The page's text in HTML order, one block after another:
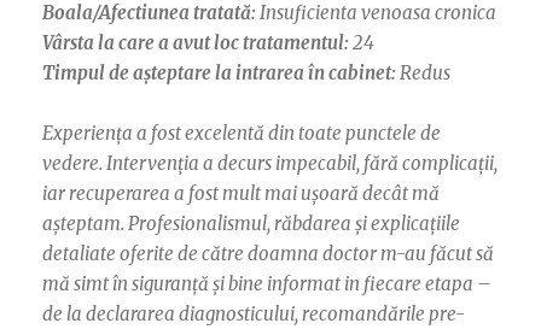
Boala/Afectiunea tratată: Insuficienta venoasa cronica
Vârsta la care a avut loc tratamentul: 24
Timpul de așteptare la intrarea în cabinet: Redus
Experiența a fost excelentă din toate punctele de
vedere. Intervenția a decurs impecabil, fără complicații,
iar recuperarea a fost mult mai ușoară decât mă
așteptam. Profesionalismul, răbdarea și explicațiile
detaliate oferite de către doamna doctor m-au făcut să
mă simt în siguranță și bine informat in fiecare etapa –
de la declararea diagnosticului, recomandările pre-